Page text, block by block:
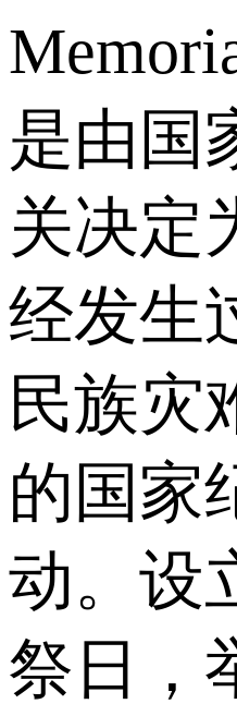
是由国
关决定
经发生
民族灾
的国家
动。设
祭日，